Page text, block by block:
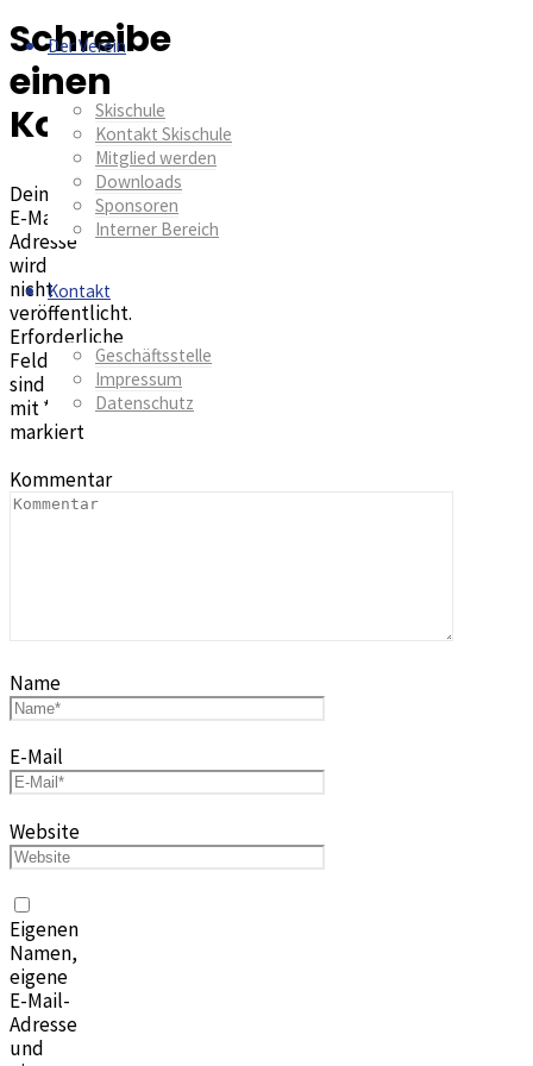
Der Verein
Skischule
Kontakt Skischule
Mitglied werden
Downloads
Sponsoren
Interner Bereich
Kontakt
Geschäftsstelle
Impressum
Datenschutz
Schreibe
einen
Kommentar
Deine
E-Mail-
Adresse
wird
nicht
veröffentlicht.
Erforderliche
Felder
sind
mit*
markiert
Kommentar
Name
E-Mail
Website
Eigenen
Namen,
eigene
E-Mail-
Adresse
und